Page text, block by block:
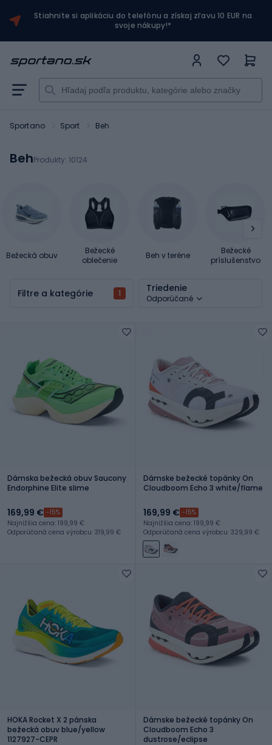
Stiahnite si aplikáciu do telefónu a získaj zľavu 10 EUR na
svoje nákupy!*
Sportano Sport Beh
BehProdukty: 10124
Bežecká obuv
Bežecké
oblečenie
Beh v teréne
Bežecké
príslušenstvo
Filtre a kategórie 1 Triedenie
Odporúčané
Dámska bežecká obuv Saucony
Endorphine Elite slime
169,99 € -15%
Najnižšia cena: 199,99 €
Odporúčaná cena výrobcu: 319,99 €
Dámske bežecké topánky On
Cloudboom Echo 3 white/flame
169,99 € -15%
Najnižšia cena: 199,99 €
Odporúčaná cena výrobcu: 329,99 €
HOKA Rocket X 2 pánska
bežecká obuv blue/yellow
1127927-CEPR
Dámske bežecké topánky On
Cloudboom Echo 3
dustrose/eclipse